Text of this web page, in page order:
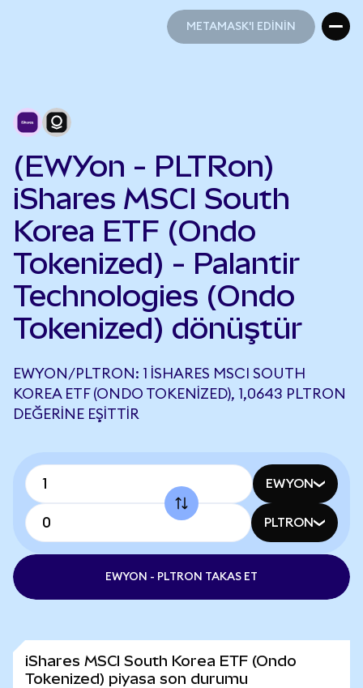
METAMASK'I EDİNİN
(EWYon - PLTRon)
iShares MSCI South
Korea ETF (Ondo
Tokenized) - Palantir
Technologies (Ondo
Tokenized) dönüştür
EWYON/PLTRON: 1 ISHARES MSCI SOUTH
KOREA ETF (ONDO TOKENIZED), 1,0643 PLTRON
DEĞERINE EŞITTIR
EWYON
PLTRON
EWYON - PLTRON TAKAS ET
iShares MSCI South Korea ETF (Ondo
Tokenized) piyasa son durumu